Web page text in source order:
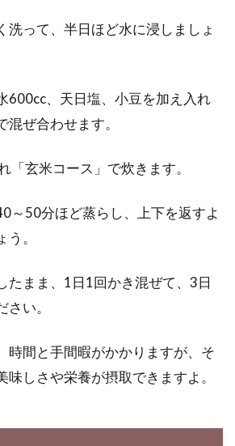
って、半日ほど水に浸しましょ
、天日塩、小豆を加え入れ
ぜ合わせます。
玄米コース」で炊きます。
～50分ほど蒸らし、上下を返すよ
。
まま、1日1回かき混ぜて、3日
い。
時間と手間暇がかかりますが、そ
味しさや栄養が摂取できますよ。